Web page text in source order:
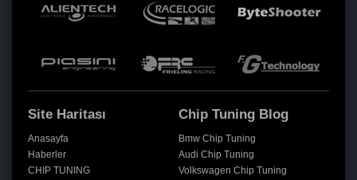
Site Haritası
Anasayfa
Haberler
CHIP TUNING
Chip Tuning Blog
Bmw Chip Tuning
Audi Chip Tuning
Volkswagen Chip Tuning